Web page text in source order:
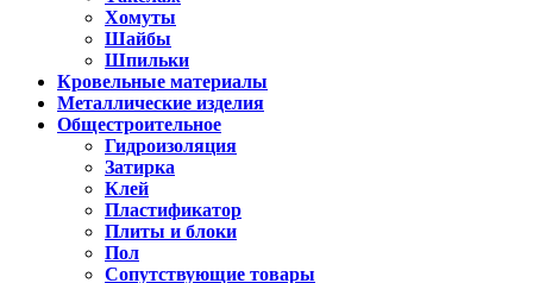
Хомуты
Шайбы
Шпильки
Кровельные материалы
Металлические изделия
Общестроительное
Гидроизоляция
Затирка
Клей
Пластификатор
Плиты и блоки
Пол
Сопутствующие товары